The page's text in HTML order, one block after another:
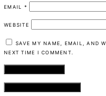
EMAIL *
WEBSITE
SAVE MY NAME, EMAIL, AND
NEXT TIME I COMMENT.